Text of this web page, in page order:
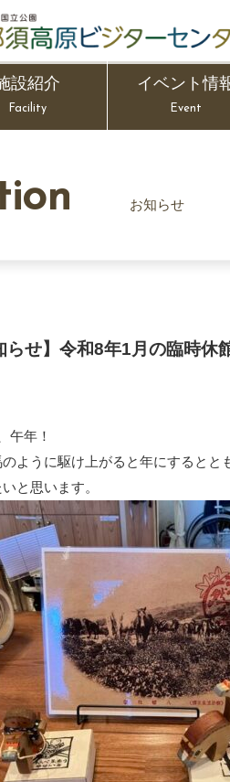
設紹介
Facility
イベント情
Event
お知らせ
らせ】令和8年1月の臨時休
午年！
ように駆け上がると年にすると
と思います。